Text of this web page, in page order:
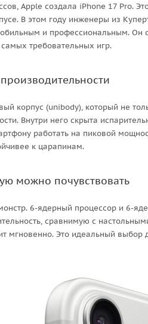
Apple создала iPhone 17 Pro.
В этом году инженеры из
и профессиональным.
требовательных игр.
корпус (unibody), который не
Внутри него скрыта
работать на пиковой
к царапинам.
можно почувствовать
6-ядерный процессор и 6-
сравнимую с
мгновенно. Это идеальный выбор